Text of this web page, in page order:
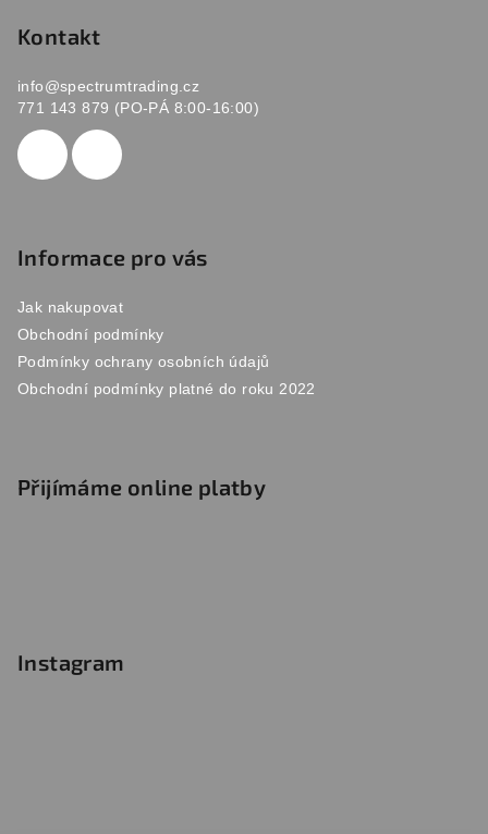
Kontakt
info@spectrumtrading.cz
771 143 879 (PO-PÁ 8:00-16:00)
Informace pro vás
Jak nakupovat
Obchodní podmínky
Podmínky ochrany osobních údajů
Obchodní podmínky platné do roku 2022
Přijímáme online platby
Instagram